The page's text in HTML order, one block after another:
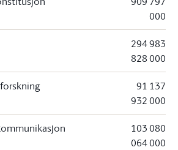
000
294 983
828 000
91 137
932 000
103 080
064 000